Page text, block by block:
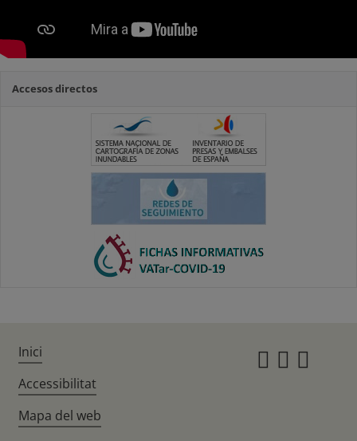
Accesos directos
Inici
Accessibilitat
Mapa del web